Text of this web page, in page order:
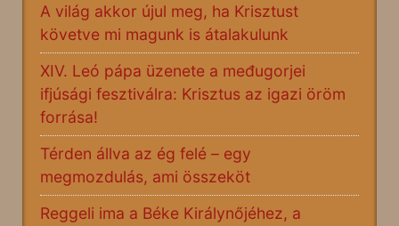
A világ akkor újul meg, ha Krisztust
követve mi magunk is átalakulunk
XIV. Leó pápa üzenete a međugorjei
ifjúsági fesztiválra: Krisztus az igazi öröm
forrása!
Térden állva az ég felé – egy
megmozdulás, ami összeköt
Reggeli ima a Béke Királynőjéhez, a